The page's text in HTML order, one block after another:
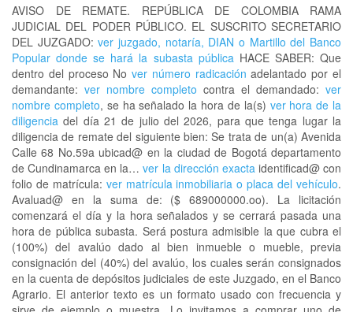
AVISO DE REMATE. REPÚBLICA DE COLOMBIA RAMA
JUDICIAL DEL PODER PÚBLICO. EL SUSCRITO SECRETARIO
DEL JUZGADO: ver juzgado, notaría, DIAN o Martillo del Banco
Popular donde se hará la subasta públicaHACE SABER: Que
dentro del proceso Nover número radicación adelantado por el
demandante: ver nombre completo contra el demandado: ver
nombre completo, se ha señalado la hora de la(s) ver hora de la
diligencia del día 21 de julio del 2026, para que tenga lugar la
diligencia de remate del siguiente bien: Se trata de un(a) Avenida
Calle 68 No.59a ubicad@ en la ciudad de Bogotá departamento
de Cundinamarca en la…ver la dirección exactaidentificad@ con
folio de matrícula: ver matrícula inmobiliaria o placa del vehículo.
Avaluad@ en la suma de: ($ 689000000.oo). La licitación
comenzará el día y la hora señalados y se cerrará pasada una
hora de pública subasta. Será postura admisible la que cubra el
(100%) del avalúo dado al bien inmueble o mueble, previa
consignación del (40%) del avalúo, los cuales serán consignados
en la cuenta de depósitos judiciales de este Juzgado, en el Banco
Agrario. El anterior texto es un formato usado con frecuencia y